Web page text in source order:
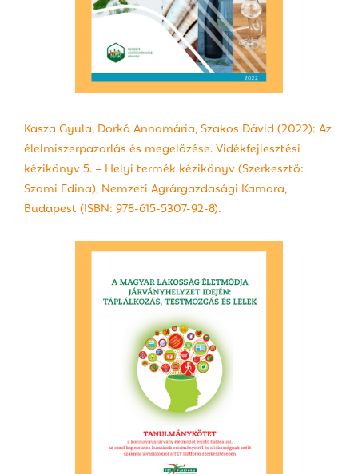
Kasza Gyula, Dorkó Annamária, Szakos Dávid (2022): Az
élelmiszerpazarlás és megelőzése. Vidékfejlesztési
kézikönyv 5. – Helyi termék kézikönyv (Szerkesztő:
Szomi Edina), Nemzeti Agrárgazdasági Kamara,
Budapest (ISBN: 978-615-5307-92-8).